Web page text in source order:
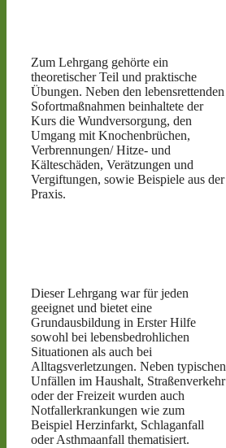
Zum Lehrgang gehörte ein
theoretischer Teil und praktische
Übungen. Neben den lebensrettenden
Sofortmaßnahmen beinhaltete der
Kurs die Wundversorgung, den
Umgang mit Knochenbrüchen,
Verbrennungen/ Hitze- und
Kälteschäden, Verätzungen und
Vergiftungen, sowie Beispiele aus der
Praxis.
Dieser Lehrgang war für jeden
geeignet und bietet eine
Grundausbildung in Erster Hilfe
sowohl bei lebensbedrohlichen
Situationen als auch bei
Alltagsverletzungen. Neben typischen
Unfällen im Haushalt, Straßenverkehr
oder der Freizeit wurden auch
Notfallerkrankungen wie zum
Beispiel Herzinfarkt, Schlaganfall
oder Asthmaanfall thematisiert.